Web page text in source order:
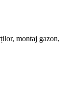
montaj gazon,